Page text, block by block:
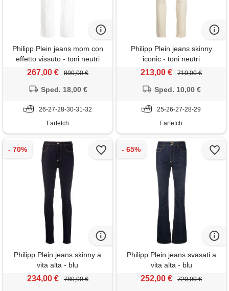
Philipp Plein jeans mom con
effetto vissuto - toni neutri
267,00 € 890,00 €
Sped. 18,00 €
26-27-28-30-31-32
Farfetch
Philipp Plein jeans skinny
iconic - toni neutri
213,00 € 710,00 €
Sped. 10,00 €
25-26-27-28-29
Farfetch
Philipp Plein jeans skinny a
vita alta - blu
234,00 € 780,00 €
Philipp Plein jeans svasati a
vita alta - blu
252,00 € 720,00 €